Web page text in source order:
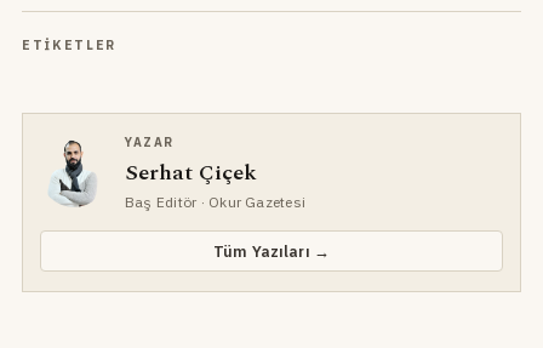
ETIKETLER
YAZAR
Serhat Çiçek
Baş Editör · Okur Gazetesi
Tüm Yazıları →